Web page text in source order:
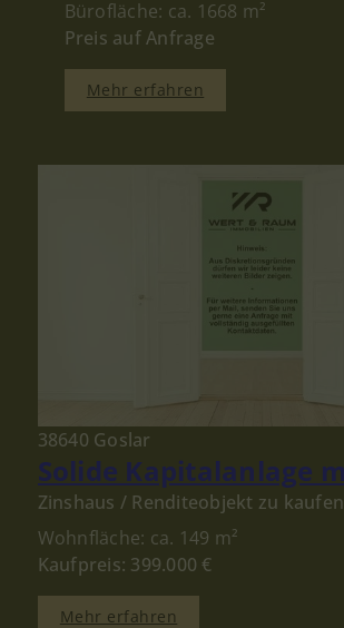
Bürofläche: ca. 1668 m²
Preis auf Anfrage
Mehr erfahren
38640 Goslar
Zinshaus / Renditeobjekt zu kaufen
Wohnfläche: ca. 149 m²
Kaufpreis: 399.000 €
Mehr erfahren